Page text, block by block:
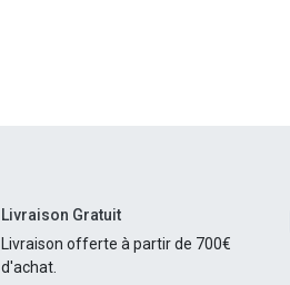
Livraison Gratuit
Livraison offerte à partir de 700€
d'achat.